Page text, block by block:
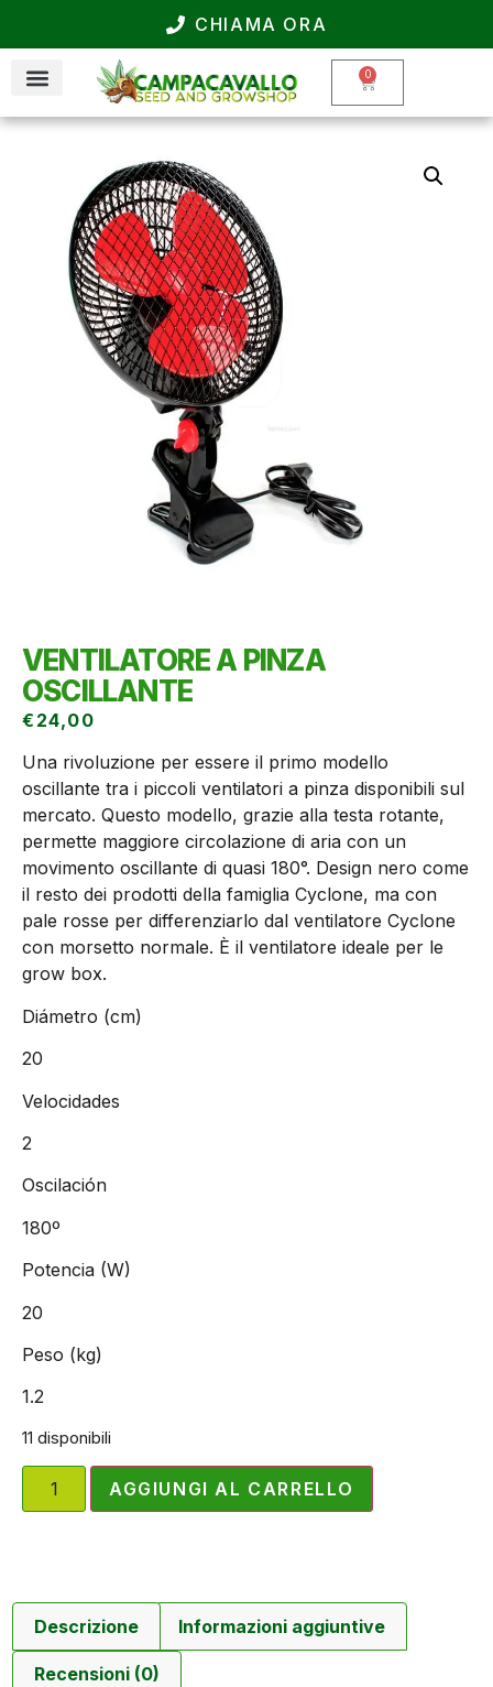
CHIAMA ORA
0
VENTILATORE A PINZA
OSCILLANTE
€ 24,00
Una rivoluzione per essere il primo modello
oscillante tra i piccoli ventilatori a pinza disponibili sul
mercato. Questo modello, grazie alla testa rotante,
permette maggiore circolazione di aria con un
movimento oscillante di quasi 180°. Design nero come
il resto dei prodotti della famiglia Cyclone, ma con
pale rosse per differenziarlo dal ventilatore Cyclone
con morsetto normale. È il ventilatore ideale per le
grow box.
Diámetro (cm)
20
Velocidades
2
Oscilación
180º
Potencia (W)
20
Peso (kg)
1.2
11 disponibili
AGGIUNGI AL CARRELLO
Descrizione Informazioni aggiuntive
Recensioni (0)